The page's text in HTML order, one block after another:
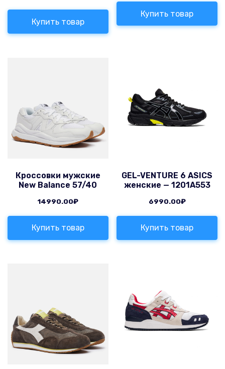
Купить товар
Купить товар
Кроссовки мужские
New Balance 57/40
14990.00₽
Купить товар
GEL-VENTURE 6 ASICS
женские — 1201A553
6990.00₽
Купить товар